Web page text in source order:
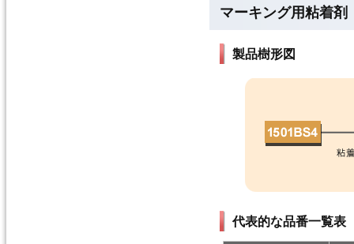
マーキング用粘着
製品樹形図
代表的な品番一覧表